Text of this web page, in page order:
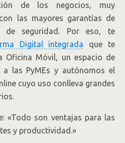
de los negocios, muy
las mayores garantías de
seguridad. Por eso, te
Digital integrada que te
Oficina Móvil, un espacio de
las PyMEs y autónomos el
cuyo uso conlleva grandes
«Todo son ventajas para las
y productividad.»